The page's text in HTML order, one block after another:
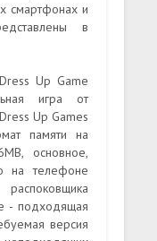
смартфонах и
в
Up Game
игра от
Up Games
памяти на
основное,
на телефоне
- подходящая
версия